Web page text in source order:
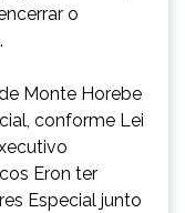
o
Monte Horebe
conforme Lei
Eron ter
Especial junto